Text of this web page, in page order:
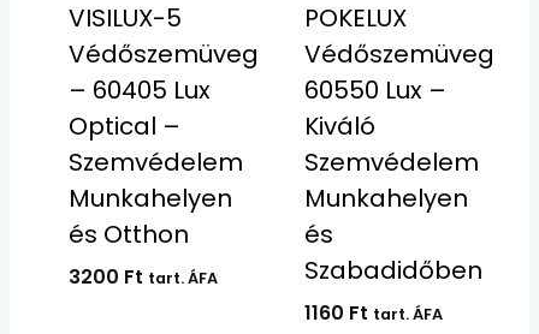
VISILUX-5
Védőszemüveg
– 60405 Lux
Optical –
Szemvédelem
Munkahelyen
és Otthon
3200 Ft tart. ÁFA
POKELUX
Védőszemüveg
60550 Lux –
Kiváló
Szemvédelem
Munkahelyen
és
Szabadidőben
1160 Ft tart. ÁFA